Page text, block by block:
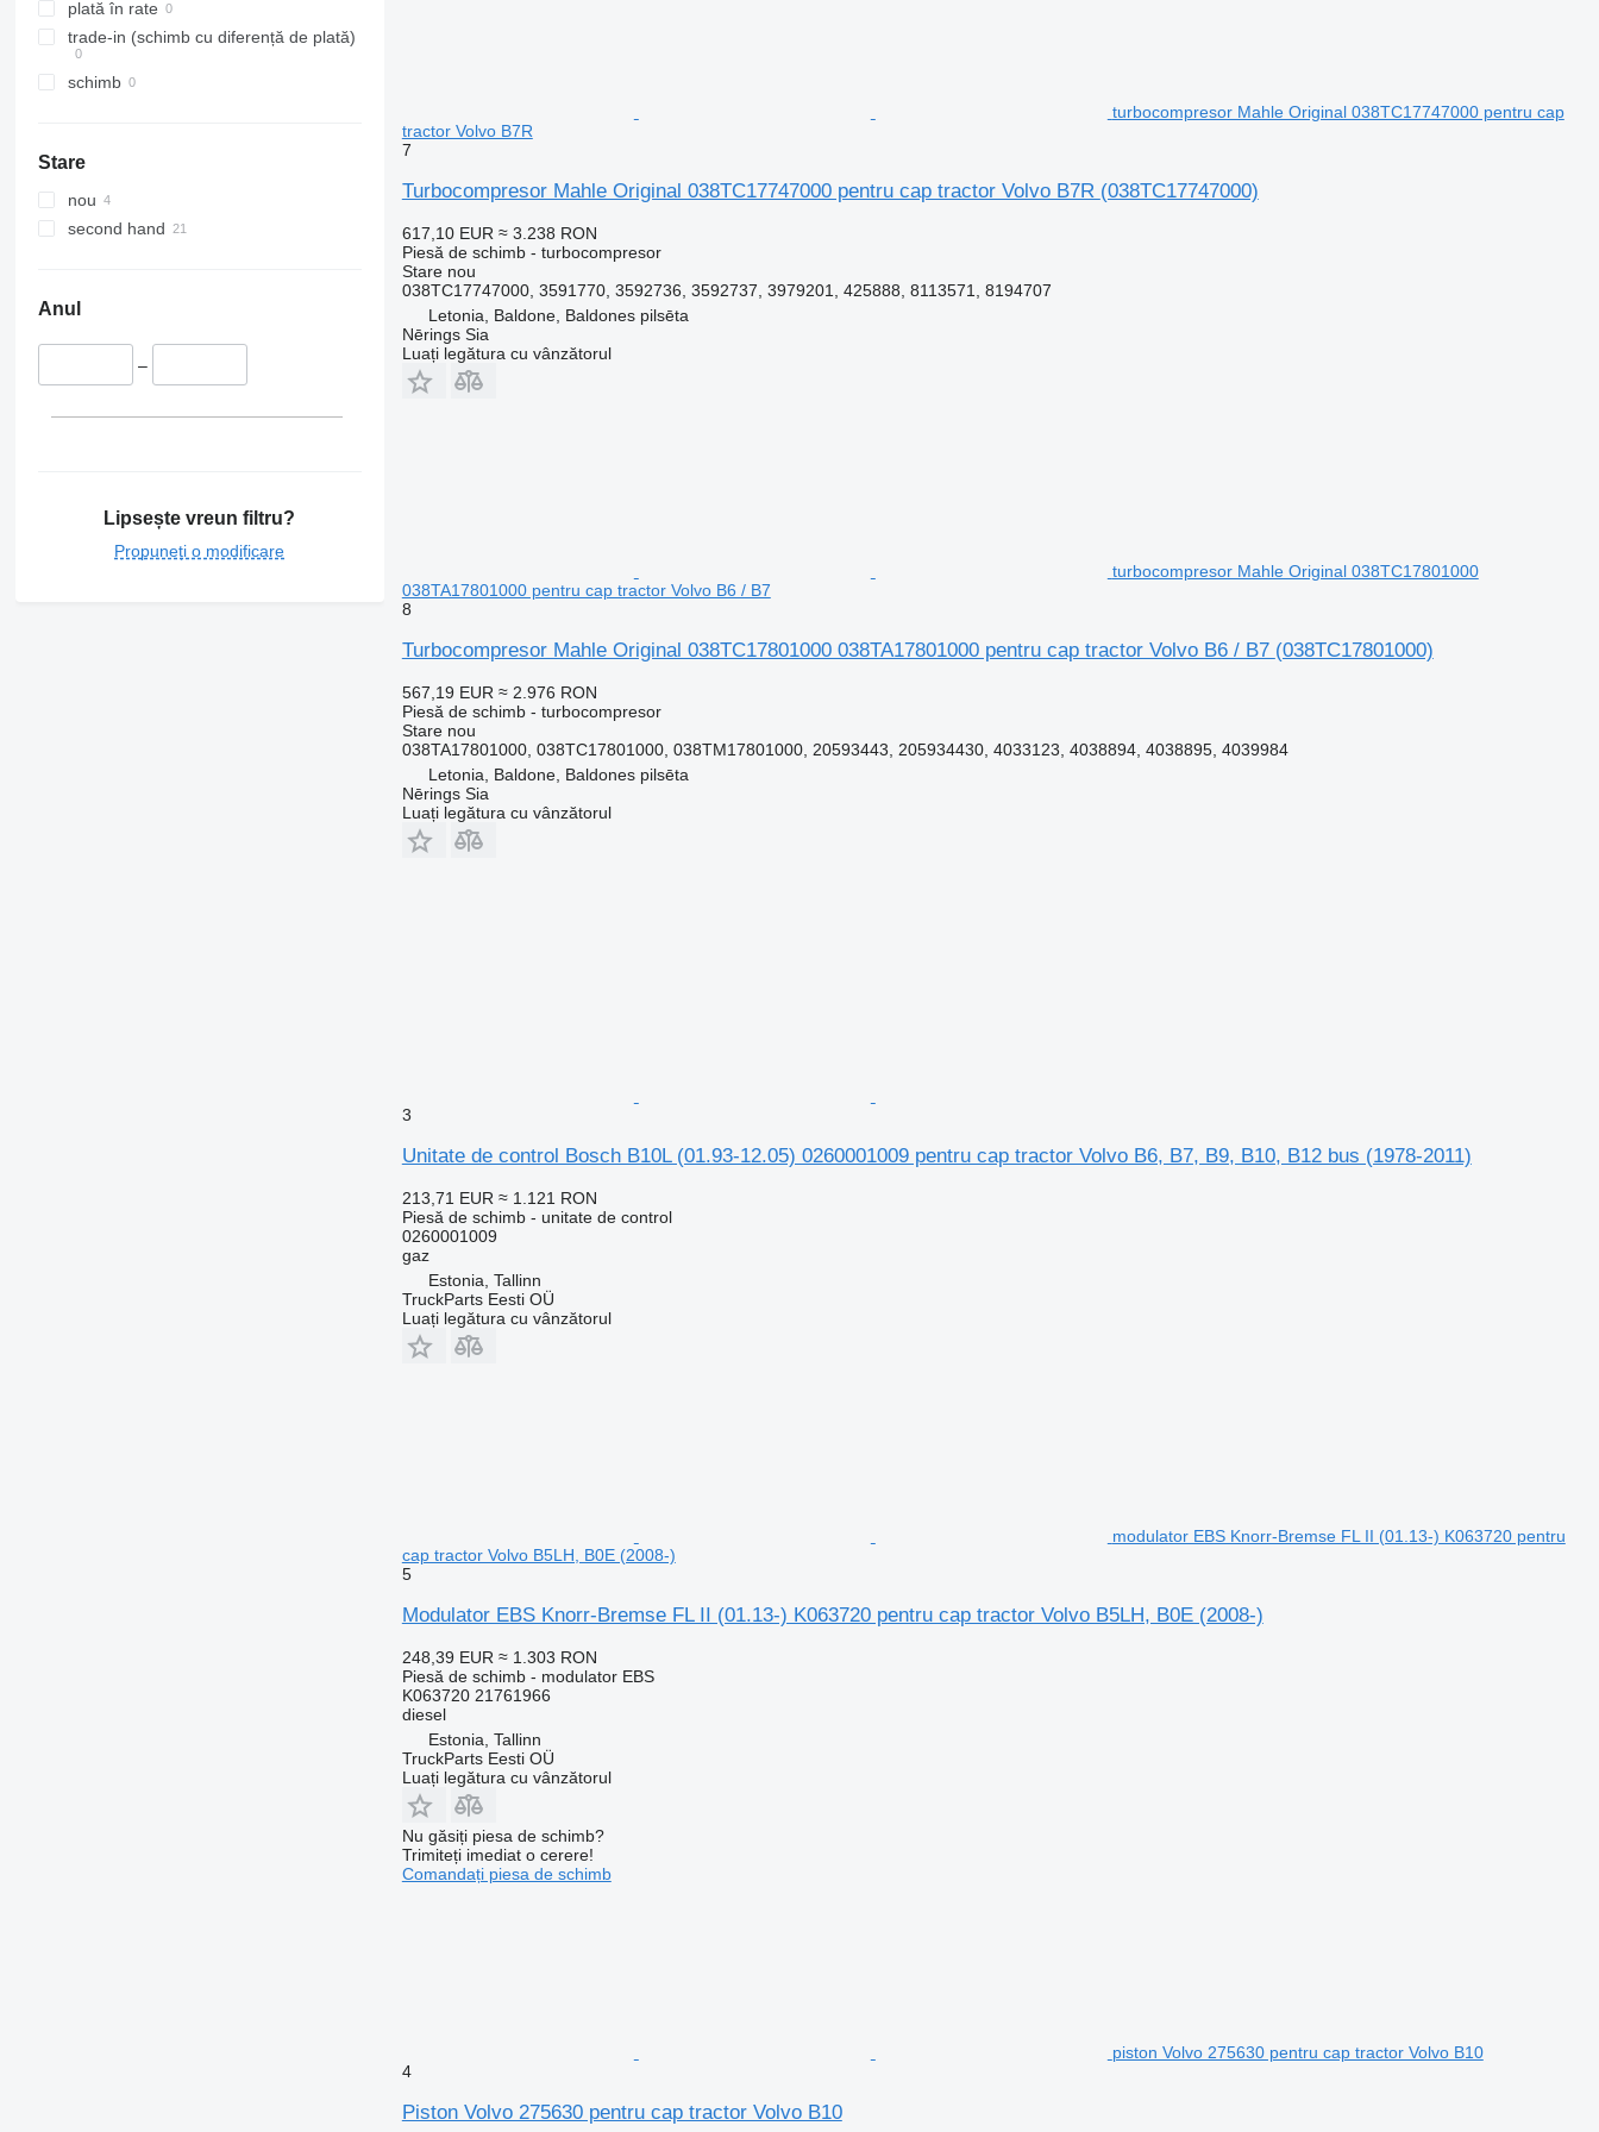
plată în rate
trade-in (schimb cu diferență de plată)
schimb
Stare
nou
second hand
Anul
–
Lipsește vreun filtru?
Propuneți o modificare
turbocompresor Mahle Original 038TC17747000 pentru cap
tractor Volvo B7R
7
Turbocompresor Mahle Original 038TC17747000 pentru cap tractor Volvo B7R (038TC17747000)
617,10 EUR ≈ 3.238 RON
Piesă de schimb - turbocompresor
Starenou
038TC17747000, 3591770, 3592736, 3592737, 3979201, 425888, 8113571, 8194707
Letonia, Baldone, Baldones pilsēta
Nērings Sia
Luați legătura cu vânzătorul
turbocompresor Mahle Original 038TC17801000
038TA17801000 pentru cap tractor Volvo B6 / B7
8
Turbocompresor Mahle Original 038TC17801000 038TA17801000 pentru cap tractor Volvo B6 / B7 (038TC17801000)
567,19 EUR ≈ 2.976 RON
Piesă de schimb - turbocompresor
Starenou
038TA17801000, 038TC17801000, 038TM17801000, 20593443, 205934430, 4033123, 4038894, 4038895, 4039984
Letonia, Baldone, Baldones pilsēta
Nērings Sia
Luați legătura cu vânzătorul
3
Unitate de control Bosch B10L (01.93-12.05) 0260001009 pentru cap tractor Volvo B6, B7, B9, B10, B12 bus (1978-2011)
213,71 EUR ≈ 1.121 RON
Piesă de schimb - unitate de control
0260001009
gaz
Estonia, Tallinn
TruckParts Eesti OÜ
Luați legătura cu vânzătorul
modulator EBS Knorr-Bremse FL II (01.13-) K063720 pentru
cap tractor Volvo B5LH, B0E (2008-)
5
Modulator EBS Knorr-Bremse FL II (01.13-) K063720 pentru cap tractor Volvo B5LH, B0E (2008-)
248,39 EUR ≈ 1.303 RON
Piesă de schimb - modulator EBS
K063720 21761966
diesel
Estonia, Tallinn
TruckParts Eesti OÜ
Luați legătura cu vânzătorul
Nu găsiți piesa de schimb?
Trimiteți imediat o cerere!
Comandați piesa de schimb
piston Volvo 275630 pentru cap tractor Volvo B10
4
Piston Volvo 275630 pentru cap tractor Volvo B10